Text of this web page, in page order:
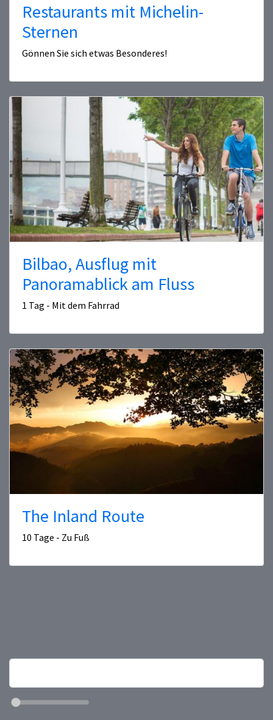
Restaurants mit Michelin-
Sternen
Gönnen Sie sich etwas Besonderes!
Bilbao, Ausflug mit
Panoramablick am Fluss
1 Tag - Mit dem Fahrrad
The Inland Route
10 Tage - Zu Fuß